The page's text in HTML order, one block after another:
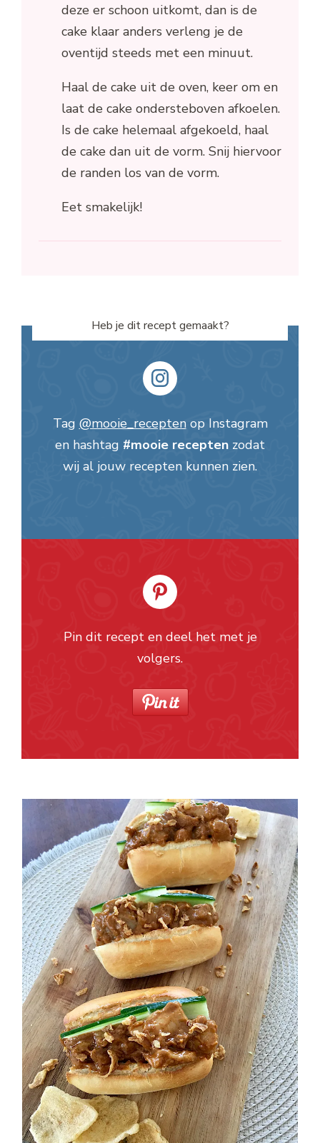
deze er schoon uitkomt, dan is de
cake klaar anders verleng je de
oventijd steeds met een minuut.
Haal de cake uit de oven, keer om en
laat de cake ondersteboven afkoelen.
Is de cake helemaal afgekoeld, haal
de cake dan uit de vorm. Snij hiervoor
de randen los van de vorm.
Eet smakelijk!
Heb je dit recept gemaakt?
Tag @mooie_receptenop Instagram
en hashtag #mooie recepten zodat
wij al jouw recepten kunnen zien.
Pin dit recept en deel het met je
volgers.